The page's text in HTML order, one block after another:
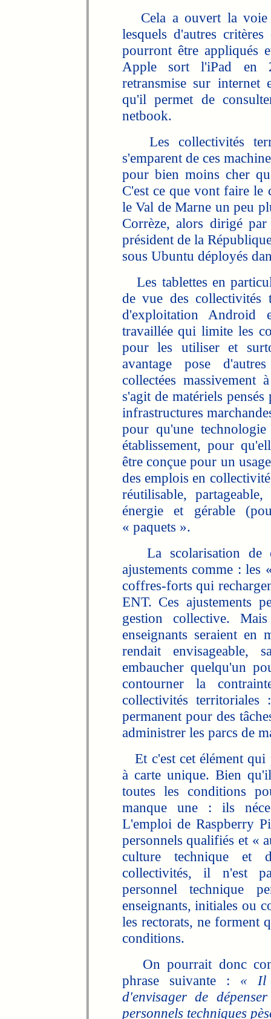
Cela a ouvert la voie
lesquels d'autres
pourront être appliqués
Apple sort l'iPad en
retransmise sur
qu'il permet de
netbook.
Les collectivités
s'emparent de ces
pour bien moins cher
C'est ce que vont faire le
le Val de Marne un peu
Corrèze, alors dirigé
président de la
sous Ubuntu déployés
Les tablettes en
de vue des collectivités
d'exploitation
travaillée qui limite les
pour les utiliser et
avantage pose
collectées
s'agit de matériels
infrastructures
pour qu'une
établissement, pour
être conçue pour un
des emplois en
réutilisable,
énergie et gérable
« paquets ».
La scolarisation de
ajustements comme : les
coffres-forts qui
ENT. Ces ajustements
gestion collective.
enseignants seraient en
rendait envisageable,
embaucher quelqu'un
contourner la
collectivités
permanent pour des
administrer les parcs de
Et c'est cet élément qui
à carte unique. Bien
toutes les conditions
manque une : ils
L'emploi de Raspberry
personnels qualifiés et «
culture technique et
collectivités, il n'est
personnel technique
enseignants, initiales ou
les rectorats, ne forment
conditions.
On pourrait donc
phrase suivante : « Il
d'envisager de
personnels techniques